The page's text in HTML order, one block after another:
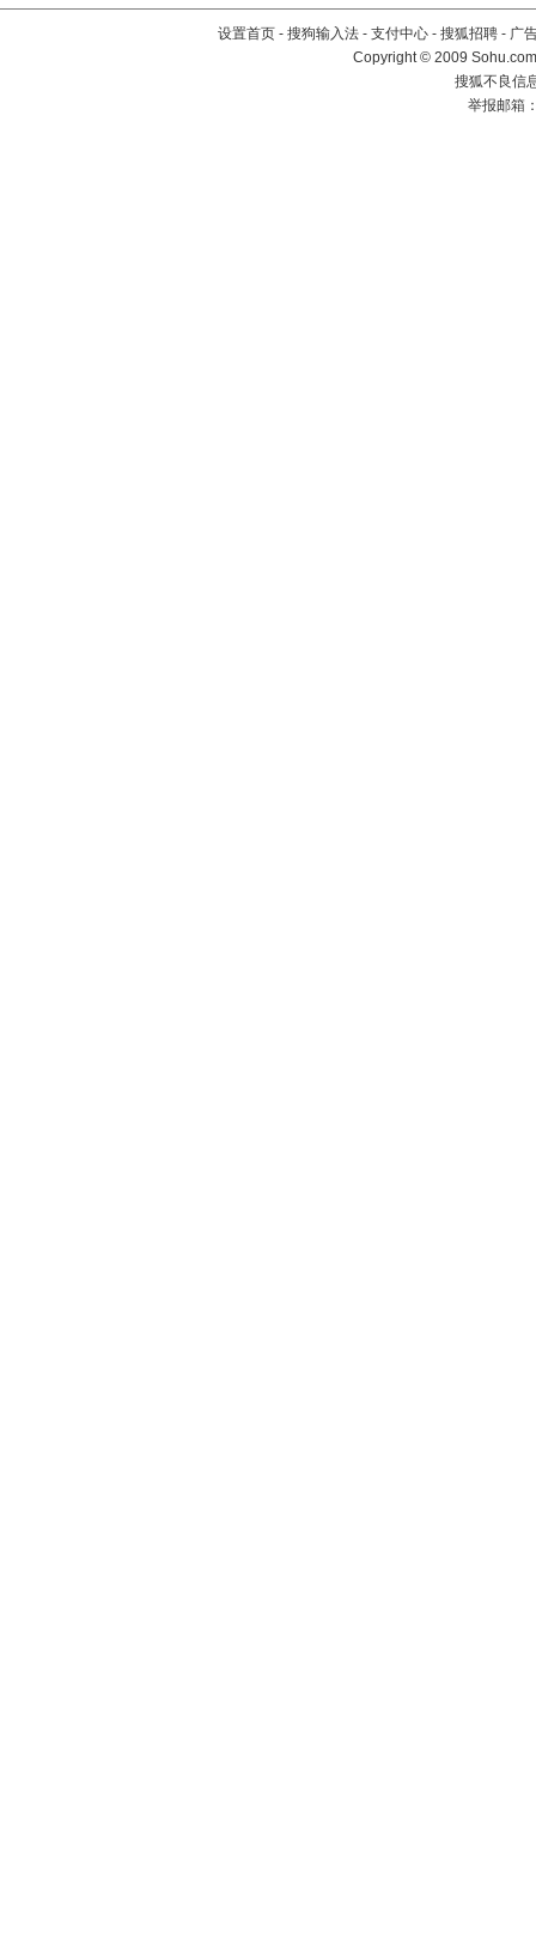
设置首页 - 搜狗输入法 - 支付中心 - 搜狐招聘 - 广
Copyright © 2009
搜狐不良信
举报邮箱